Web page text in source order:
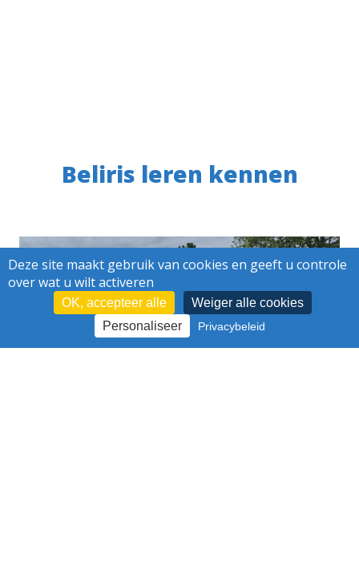
Beliris leren kennen
Deze site maakt gebruik van cookies en geeft u controle
over wat u wilt activeren
OK, accepteer alle
Weiger alle cookies
Personaliseer
Privacybeleid